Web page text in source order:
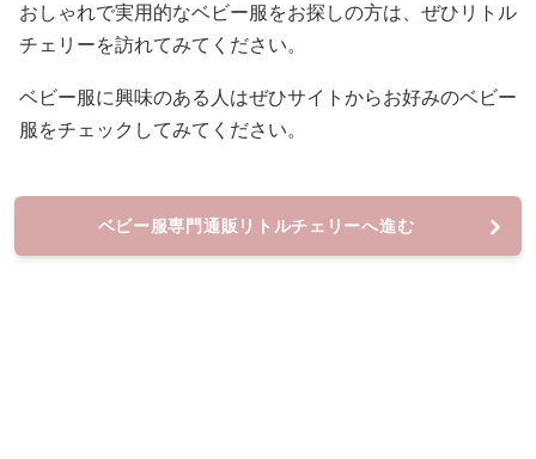
おしゃれで実用的なベビー服をお探しの方は、ぜひリトル
チェリーを訪れてみてください。
ベビー服に興味のある人はぜひサイトからお好みのベビー
服をチェックしてみてください。
ベビー服専門通販リトルチェリーへ進む